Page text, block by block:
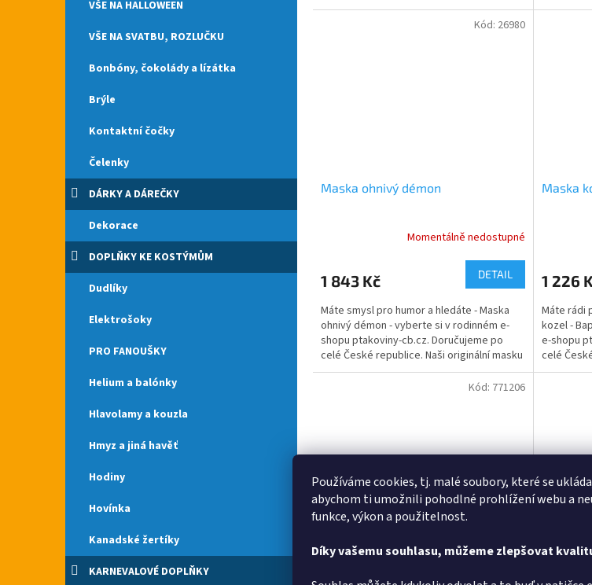
Používáme cookies, tj. malé soubory, které se
abychom ti umožnili pohodlné prohlížení webu a
funkce, výkon a použitelnost.
Díky vašemu souhlasu, můžeme zlepšovat
VŠE NA HALLOWEEN
VŠE NA SVATBU, ROZLUČKU
Bonbóny, čokolády a lízátka
Brýle
Kontaktní čočky
Čelenky
DÁRKY A DÁREČKY
Dekorace
DOPLŇKY KE KOSTÝMŮM
Dudlíky
Elektrošoky
PRO FANOUŠKY
Helium a balónky
Hlavolamy a kouzla
Hmyz a jiná havěť
Hodiny
Hovínka
Kanadské žertíky
KARNEVALOVÉ DOPLŇKY
slouží k...
chlupy
Maska ohnivý démon
Momentálně nedostupné
1 843 Kč DETAIL
Máte smysl pro humor a hledáte - Maska
ohnivý démon - vyberte si v rodinném e-
shopu ptakoviny-cb.cz. Doručujeme po
celé České republice. Naši originální masku
vyrobil ručně...
Kód: 26980
Maska
je
z
5
hvězdiček.
1 226
Máte rádi
kozel -
e-shopu
celé
vyrobil
Kostým čerta s vlasy a rohy
Kód: 771206
Kostým